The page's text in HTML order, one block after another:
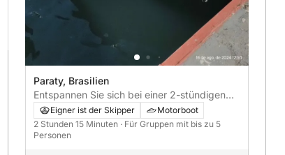
Paraty, Brasilien
Entspannen Sie sich bei einer 2-stündigen
15-minütigen Bootsfahrt in Paraty.
Eigner ist der Skipper
Motorboot
2 Stunden 15 Minuten · Für Gruppen mit bis zu 5
Personen